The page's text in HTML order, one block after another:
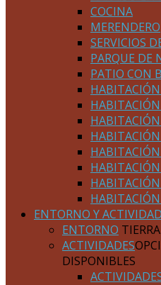
COCINA
MERENDERO
SERVICIOS
PARQUE DE
PATIO CON
ENTORNO Y
ENTORNO
ACTIVIDADES
DISPONIBLES